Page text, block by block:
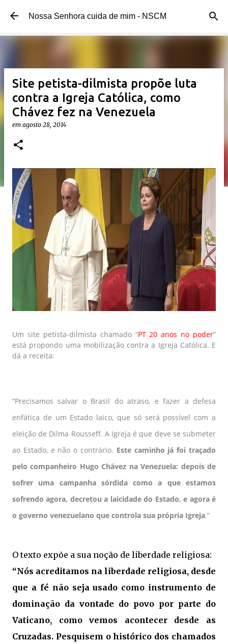
Pular para o conteúdo principal
Nossa Senhora cuida de mim - NSCM
Site petista-dilmista propõe luta
contra a Igreja Católica, como
Chávez fez na Venezuela
em agosto 28, 2014
Um site petista-dilmista chamado “PT 20 anos no poder”
está propondo uma mobilização contra a Igreja Católica. E
dá a receita:
“Precisamos salvar o Brasil do atraso, e fazer a defesa
enfática de um Estado laico, que só será possível com a
eleição de Dilma Rousseff. A Igreja é que deve se submeter
ao Estado, e não o contrário. Este caminho já foi traçado
pelo companheiro Hugo Chávez na Venezuela: depois de
sofrer uma campanha sórdida como a que estamos
sofrendo agora, decretou a laicidade do Estado, e agora é
o governo venezuelano que controla sua própria Igreja.”
O texto expõe a sua noção de liberdade religiosa:
“Nós acreditamos na liberdade religiosa, desde
que a fé não seja usado como instrumento de
dominação da vontade do povo por parte do
Vaticano, como vemos acontecer desde as
Cruzadas. Pesquisem o histórico dos chamados